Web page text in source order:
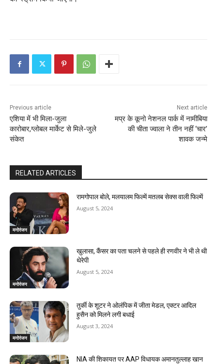
Previous article
एशिया में भी मिला-जुला
कारोबार,ग्लोबल मार्केट से मिले-जुले
संकेत
Next article
मप्र के कूनो नेशनल पार्क में नामीबिया
की चीता ज्वाला ने तीन नहीं ‘चार’
शावक जन्मे
RELATED ARTICLES
मनोरंजन
रामगोपाल बोले, मलयालम फिल्में मतलब सेक्स वाली फिल्में
August 5, 2024
मनोरंजन
खुलासा, कैंसर का पता चलने से पहले ही रणवीर ने भी ले थी
थेरेपी
August 5, 2024
मनोरंजन
तुर्की के शूटर ने ओलंपिक में जीता मेडल, एक्टर आदिल
हुसैन को मिलने लगी बधाई
August 3, 2024
NIA की शिकायत पर AAP विधायक अमानतुल्लाह खान